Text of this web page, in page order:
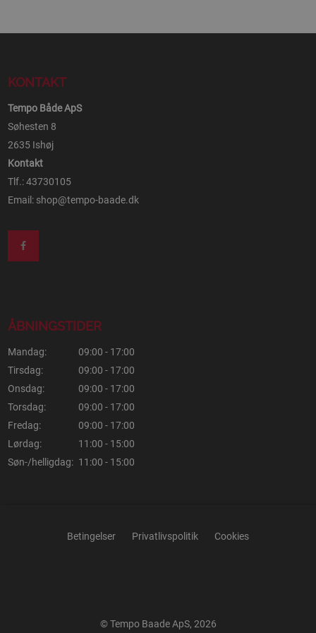
KONTAKT
Tempo Både ApS
Søhesten 8
2635 Ishøj
Kontakt
Tlf.: 43730105
Email: shop@tempo-baade.dk
ÅBNINGSTIDER
Mandag:
09:00 - 17:00
Tirsdag:
09:00 - 17:00
Onsdag:
09:00 - 17:00
Torsdag:
09:00 - 17:00
Fredag:
09:00 - 17:00
Lørdag:
11:00 - 15:00
Søn-/helligdag: 11:00 - 15:00
Betingelser Privatlivspolitik Cookies
© Tempo Baade ApS, 2026